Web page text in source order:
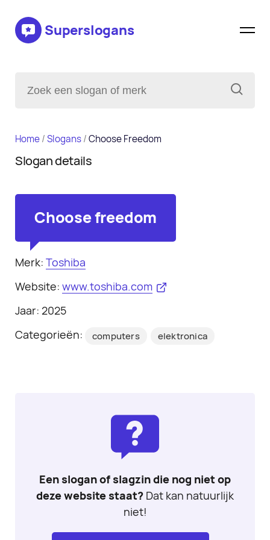
Superslogans
Home/Slogans/Choose Freedom
Slogan details
Choose freedom
Merk: Toshiba
Website: www.toshiba.com
Jaar: 2025
Categorieën:
computers elektronica
Een slogan of slagzin die nog niet op
deze website staat? Dat kan natuurlijk
niet!